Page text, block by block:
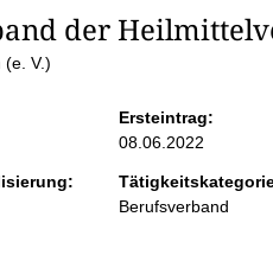
der
(e. V.)
Ersteintrag:
08.06.2022
Berufsverband